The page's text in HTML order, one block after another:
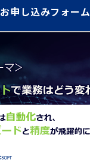
お申し込みフォーム